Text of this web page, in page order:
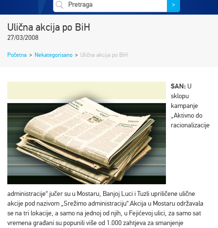
>
Ulična akcija po BiH
27/03/2008
Početna > Nekategorisano > Ulična akcija po BiH
SAN: U
sklopu
kampanje
„Aktivno do
racionalizacije
administracije“ jučer su u Mostaru, Banjoj Luci i Tuzli upriličene ulične
akcije pod nazivom „Srežimo administraciju“.Akcija u Mostaru održavala
se na tri lokacije, a samo na jednoj od njih, u Fejićevoj ulici, za samo sat
vremena građani su popunili više od 1.000 zahtjeva za smanjenje